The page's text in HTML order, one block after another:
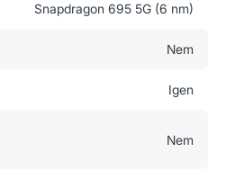
Snapdragon 695 5G (6 nm)
Nem
Igen
Nem